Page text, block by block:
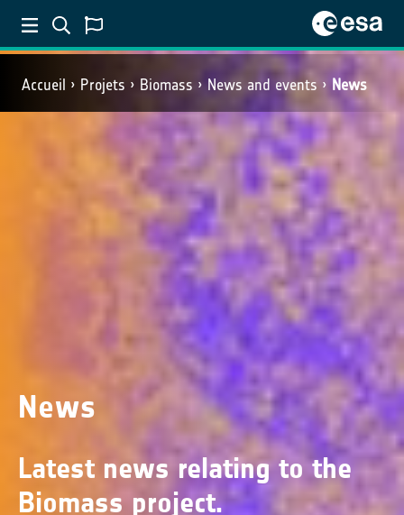
Accueil Projets Biomass News and events News
News
Latest news relating to the
Biomass project.